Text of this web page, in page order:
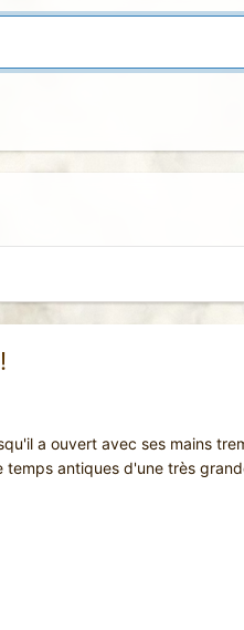
a ouvert avec ses mains
temps antiques d'une très